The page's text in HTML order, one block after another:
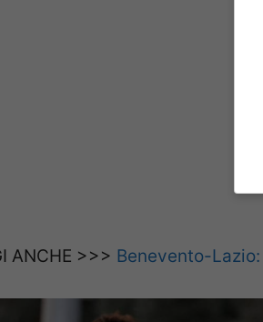
ANCHE >>> Benevento-